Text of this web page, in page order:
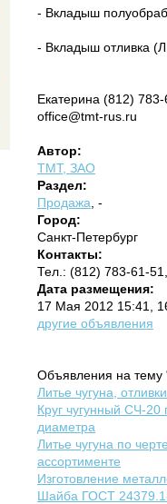
- Вкладыш
- Вкладыш отливка
Екатерина (812)
office@tmt-rus.ru
Автор:
ТМТ, ЗАО
Раздел:
Продажа , -
Город:
Санкт-Петербург
Контакты:
Тел.: (812) 783-61-
Дата размещения:
17 Мая 2012 15:41,
другие объявления
Объявления на тему
Литье чугуна,
Круг чугунный СЧ-20
диаметра
Литье чугуна по
ассортименте
Изготовление
Шайба ГОСТ